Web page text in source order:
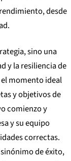
desde
sino una
y la resiliencia de
el momento ideal
y objetivos de
comienzo y
y su equipo
correctas.
de éxito,